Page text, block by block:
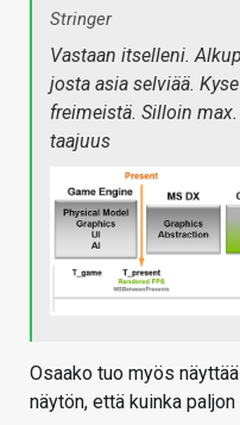
Stringer
Vastaan itselleni.
josta asia selviää.
freimeistä. Silloin
taajuus
Osaako tuo myös
näytön, että kuinka